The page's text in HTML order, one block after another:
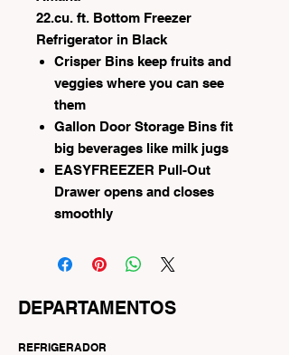
22.cu. ft. Bottom Freezer
Refrigerator in Black
Crisper Bins keep fruits and
veggies where you can see
them
Gallon Door Storage Bins fit
big beverages like milk jugs
EASYFREEZER Pull-Out
Drawer opens and closes
smoothly
DEPARTAMENTOS
REFRIGERADOR